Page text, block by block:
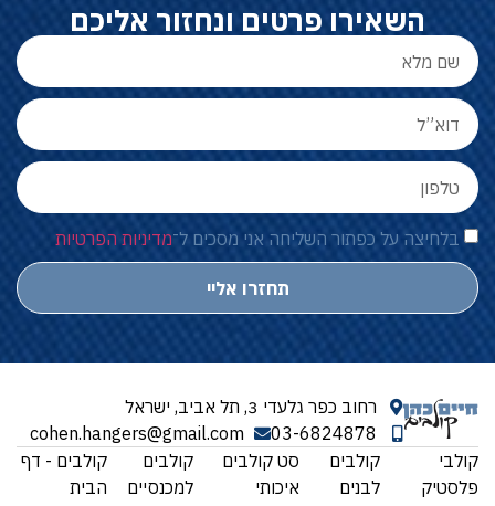
השאירו פרטים ונחזור אליכם
בלחיצה על כפתור השליחה אני מסכים ל־מדיניות הפרטיות
תחזרו אליי
רחוב כפר גלעדי 3, תל אביב, ישראל
03-6824878
cohen.hangers@gmail.com
קולבי
פלסטיק
קולבים
לבנים
סט קולבים
איכותי
קולבים
למכנסיים
קולבים - דף
הבית